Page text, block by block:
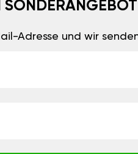
Adresse und wir